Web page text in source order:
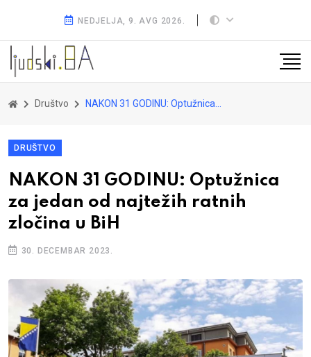
NEDJELJA, 9. AVG 2026.
Društvo NAKON 31 GODINU: Optužnica za jedan od najtežih ratnih zločina u BiH
DRUŠTVO
NAKON 31 GODINU: Optužnica
za jedan od najtežih ratnih
zločina u BiH
30. DECEMBAR 2023.